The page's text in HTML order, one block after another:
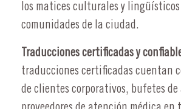
los matices culturales y lingüísticos
comunidades de la ciudad.
Traducciones certificadas y
traducciones certificadas cuentan
de clientes corporativos, bufetes de